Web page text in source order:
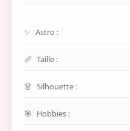
Astro :
Taille :
Silhouette :
Hobbies :